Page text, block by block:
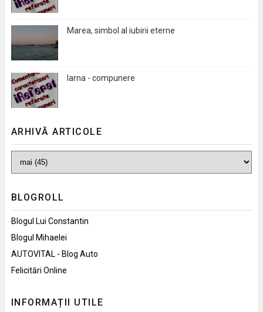
Marea, simbol al iubirii eterne
Iarna - compunere
ARHIVĂ ARTICOLE
BLOGROLL
Blogul Lui Constantin
Blogul Mihaelei
AUTOVITAL - Blog Auto
Felicitări Online
INFORMAȚII UTILE